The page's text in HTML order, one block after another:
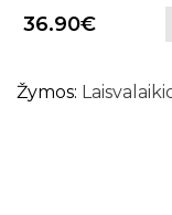
36.90€
Žymos: